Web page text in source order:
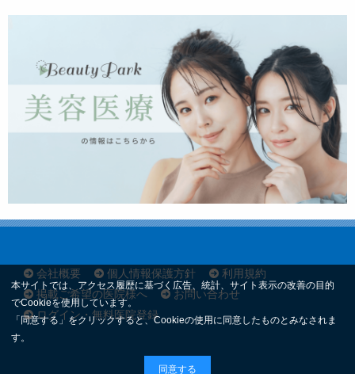
会社概要 個人情報保護方針
利用規約
掲載ご希望の医院様へ
お問い合わせ
ログイン・無料医院登録
本サイトでは、アクセス履歴に基づく広告、統計、サイト表示の改善の目的
でCookieを使用しています。
「同意する」をクリックすると、Cookieの使用に同意したものとみなされま
す。
同意する